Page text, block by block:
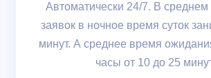
Автоматически 24/7. В среднем
заявок в ночное время суток
минут. А среднее время
часы от 10 до 25